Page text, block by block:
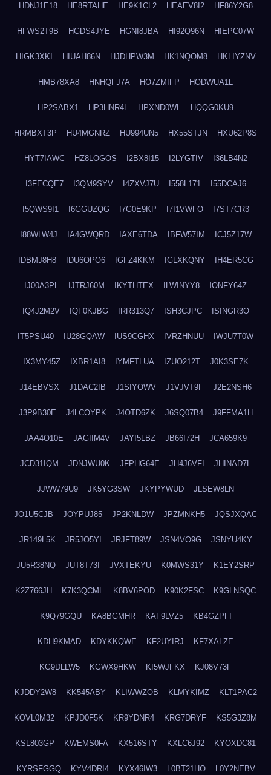
HDNJ1E18 HE8RTAHE HE9K1CL2 HEAEV8I2 HF86Y2G8
HFWS2T9B HGDS4JYE HGNI8JBA HI92Q96N HIEPC07W
HIGK3XKI HIUAH86N HJDHPW3M HK1NQOM8 HKLIYZNV
HMB78XA8 HNHQFJ7A HO7ZMIFP HODWUA1L
HP2SABX1 HP3HNR4L HPXND0WL HQQG0KU9
HRMBXT3P HU4MGNRZ HU994UN5 HX55STJN HXU62P8S
HYT7IAWC HZ8LOGOS I2BX8I15 I2LYGTIV I36LB4N2
I3FECQE7 I3QM9SYV I4ZXVJ7U I558L171 I55DCAJ6
I5QWS9I1 I6GGUZQG I7G0E9KP I7I1VWFO I7ST7CR3
I88WLW4J IA4GWQRD IAXE6TDA IBFW57IM ICJ5Z17W
IDBMJ8H8 IDU6OPO6 IGFZ4KKM IGLXKQNY IH4ER5CG
IJ00A3PL IJTRJ60M IKYTHTEX ILWINYY8 IONFY64Z
IQ4J2M2V IQF0KJBG IRR313Q7 ISH3CJPC ISINGR3O
IT5PSU40 IU28GQAW IUS9CGHX IVRZHNUU IWJU7T0W
IX3MY45Z IXBR1AI8 IYMFTLUA IZUO212T J0K3SE7K
J14EBVSX J1DAC2IB J1SIYOWV J1VJVT9F J2E2NSH6
J3P9B30E J4LCOYPK J4OTD6ZK J6SQ07B4 J9FFMA1H
JAA4O10E JAGIIM4V JAYI5LBZ JB66I72H JCA659K9
JCD31IQM JDNJWU0K JFPHG64E JH4J6VFI JHINAD7L
JJWW79U9 JK5YG3SW JKYPYWUD JLSEW8LN
JO1U5CJB JOYPUJ85 JP2KNLDW JPZMNKH5 JQSJXQAC
JR149L5K JR5JO5YI JRJFT89W JSN4VO9G JSNYU4KY
JU5R38NQ JUT8T73I JVXTEKYU K0MWS31Y K1EY2SRP
K2Z766JH K7K3QCML K8BV6POD K90K2FSC K9GLNSQC
K9Q79GQU KA8BGMHR KAF9LVZ5 KB4GZPFI
KDH9KMAD KDYKKQWE KF2UYIRJ KF7XALZE
KG9DLLW5 KGWX9HKW KI5WJFKX KJ08V73F
KJDDY2W8 KK545ABY KLIWWZOB KLMYKIMZ KLT1PAC2
KOVL0M32 KPJD0F5K KR9YDNR4 KRG7DRYF KS5G3Z8M
KSL803GP KWEMS0FA KX516STY KXLC6J92 KYOXDC81
KYRSFGGQ KYV4DRI4 KYX46IW3 L0BT21HO L0Y2NEBV